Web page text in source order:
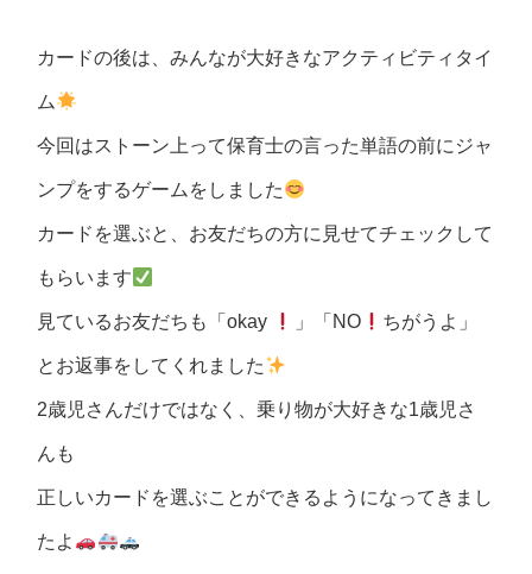
カードの後は、みんなが大好きなアクティビティタイ
ム
今回はストーン上って保育士の言った単語の前にジャ
ンプをするゲームをしました
カードを選ぶと、お友だちの方に見せてチェックして
もらいます
見ているお友だちも「okay 」「NO ちがうよ」
とお返事をしてくれました
2歳児さんだけではなく、乗り物が大好きな1歳児さ
んも
正しいカードを選ぶことができるようになってきまし
たよ